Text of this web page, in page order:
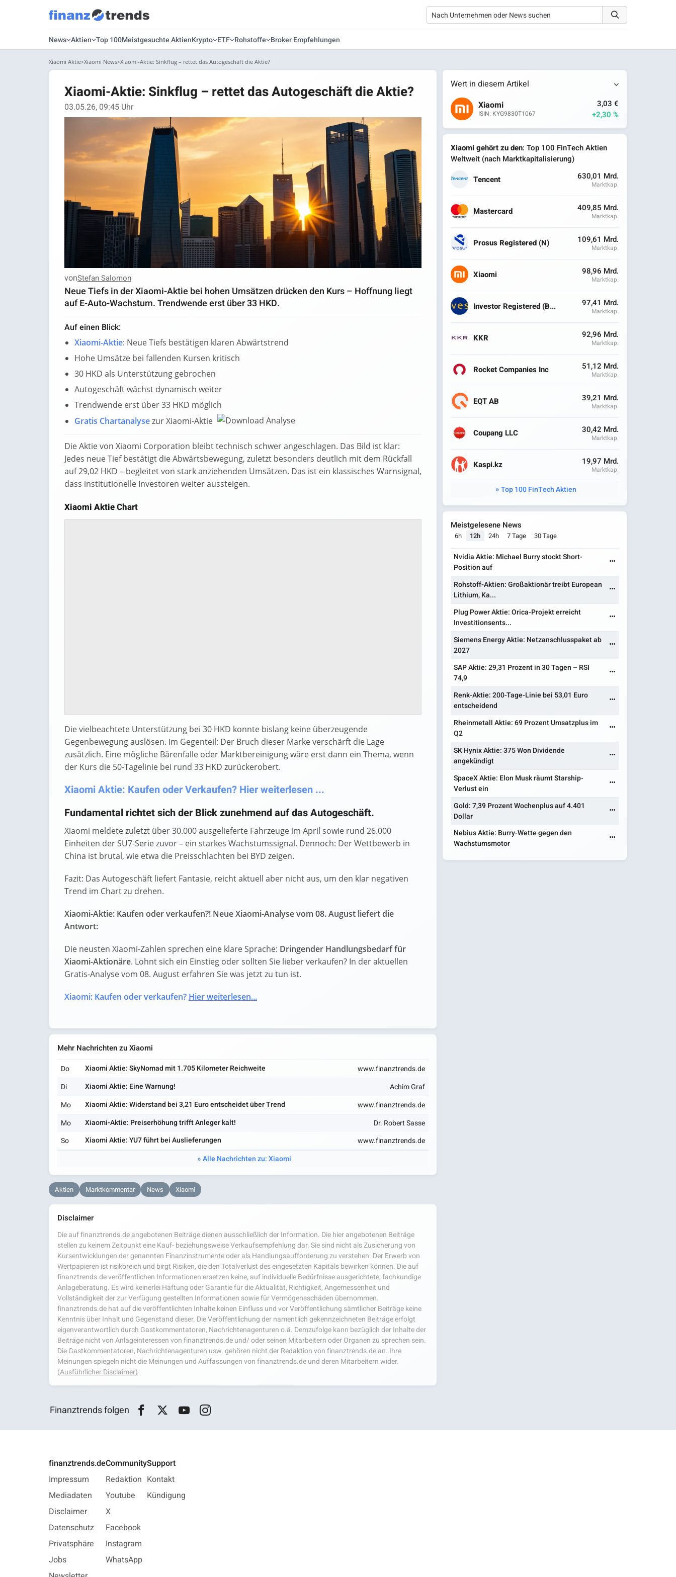
News Aktien Top 100Meistgesuchte AktienKrypto ETF Rohstoffe Broker Empfehlungen
Xiaomi Aktie Xiaomi News Xiaomi-Aktie: Sinkflug – rettet das Autogeschäft die Aktie?
Xiaomi-Aktie: Sinkflug – rettet das Autogeschäft die Aktie?
03.05.26, 09:45 Uhr
vonStefan Salomon
Neue Tiefs in der Xiaomi-Aktie bei hohen Umsätzen drücken den Kurs – Hoffnung liegt
auf E-Auto-Wachstum. Trendwende erst über 33 HKD.
Auf einen Blick:
Xiaomi-Aktie: Neue Tiefs bestätigen klaren Abwärtstrend
Hohe Umsätze bei fallenden Kursen kritisch
30 HKD als Unterstützung gebrochen
Autogeschäft wächst dynamisch weiter
Trendwende erst über 33 HKD möglich
Gratis Chartanalysezur Xiaomi-Aktie
Die Aktie von Xiaomi Corporation bleibt technisch schwer angeschlagen. Das Bild ist klar:
Jedes neue Tief bestätigt die Abwärtsbewegung, zuletzt besonders deutlich mit dem Rückfall
auf 29,02 HKD – begleitet von stark anziehenden Umsätzen. Das ist ein klassisches Warnsignal,
dass institutionelle Investoren weiter aussteigen.
Xiaomi AktieChart
Die vielbeachtete Unterstützung bei 30 HKD konnte bislang keine überzeugende
Gegenbewegung auslösen. Im Gegenteil: Der Bruch dieser Marke verschärft die Lage
zusätzlich. Eine mögliche Bärenfalle oder Marktbereinigung wäre erst dann ein Thema, wenn
der Kurs die 50-Tagelinie bei rund 33 HKD zurückerobert.
Xiaomi Aktie: Kaufen oder Verkaufen? Hier weiterlesen ...
Fundamental richtet sich der Blick zunehmend auf das Autogeschäft.
Xiaomi meldete zuletzt über 30.000 ausgelieferte Fahrzeuge im April sowie rund 26.000
Einheiten der SU7-Serie zuvor – ein starkes Wachstumssignal. Dennoch: Der Wettbewerb in
China ist brutal, wie etwa die Preisschlachten bei BYD zeigen.
Fazit: Das Autogeschäft liefert Fantasie, reicht aktuell aber nicht aus, um den klar negativen
Trend im Chart zu drehen.
Xiaomi-Aktie: Kaufen oder verkaufen?! Neue Xiaomi-Analyse vom 08. August liefert die
Antwort:
Die neusten Xiaomi-Zahlen sprechen eine klare Sprache: Dringender Handlungsbedarf für
Xiaomi-Aktionäre. Lohnt sich ein Einstieg oder sollten Sie lieber verkaufen? In der aktuellen
Gratis-Analyse vom 08. August erfahren Sie was jetzt zu tun ist.
Xiaomi: Kaufen oder verkaufen? Hier weiterlesen...
Mehr Nachrichten zu Xiaomi
Do Xiaomi Aktie: SkyNomad mit 1.705 Kilometer Reichweite
www.finanztrends.de
Di
Xiaomi Aktie: Eine Warnung!
Achim Graf
Mo
Xiaomi Aktie: Widerstand bei 3,21 Euro entscheidet über Trend
www.finanztrends.de
Mo
Xiaomi-Aktie: Preiserhöhung trifft Anleger kalt!
Dr. Robert Sasse
So
Xiaomi Aktie: YU7 führt bei Auslieferungen
www.finanztrends.de
Alle Nachrichten zu: Xiaomi
Aktien Marktkommentar News Xiaomi
Disclaimer
Die auf finanztrends.de angebotenen Beiträge dienen ausschließlich der Information. Die hier angebotenen Beiträge
stellen zu keinem Zeitpunkt eine Kauf- beziehungsweise Verkaufsempfehlung dar. Sie sind nicht als Zusicherung von
Kursentwicklungen der genannten Finanzinstrumente oder als Handlungsaufforderung zu verstehen. Der Erwerb von
Wertpapieren ist risikoreich und birgt Risiken, die den Totalverlust des eingesetzten Kapitals bewirken können. Die auf
finanztrends.de veröffentlichen Informationen ersetzen keine, auf individuelle Bedürfnisse ausgerichtete, fachkundige
Anlageberatung. Es wird keinerlei Haftung oder Garantie für die Aktualität, Richtigkeit, Angemessenheit und
Vollständigkeit der zur Verfügung gestellten Informationen sowie für Vermögensschäden übernommen.
finanztrends.de hat auf die veröffentlichten Inhalte keinen Einfluss und vor Veröffentlichung sämtlicher Beiträge keine
Kenntnis über Inhalt und Gegenstand dieser. Die Veröffentlichung der namentlich gekennzeichneten Beiträge erfolgt
eigenverantwortlich durch Gastkommentatoren, Nachrichtenagenturen o.ä. Demzufolge kann bezüglich der Inhalte der
Beiträge nicht von Anlageinteressen von finanztrends.de und/ oder seinen Mitarbeitern oder Organen zu sprechen sein.
Die Gastkommentatoren, Nachrichtenagenturen usw. gehören nicht der Redaktion von finanztrends.de an. Ihre
Meinungen spiegeln nicht die Meinungen und Auffassungen von finanztrends.de und deren Mitarbeitern wider.
(Ausführlicher Disclaimer)
Wert in diesem Artikel
Xiaomi
ISIN: KYG9830T1067
3,03 €
+2,30 %
Xiaomi gehört zu den: Top 100 FinTech Aktien
Weltweit (nach Marktkapitalisierung)
Tencent
630,01 Mrd.
Marktkap.
Mastercard 409,85 Mrd.
Marktkap.
Prosus Registered (N) 109,61 Mrd.
Marktkap.
Xiaomi 98,96 Mrd.
Marktkap.
Investor Registered (B... 97,41 Mrd.
Marktkap.
KKR 92,96 Mrd.
Marktkap.
Rocket Companies Inc 51,12 Mrd.
Marktkap.
EQT AB 39,21 Mrd.
Marktkap.
Coupang LLC 30,42 Mrd.
Marktkap.
Kaspi.kz 19,97 Mrd.
Marktkap.
Top 100 FinTech Aktien
Meistgelesene News
6h 12h 24h 7 Tage 30 Tage
Nvidia Aktie: Michael Burry stockt Short-
Position auf
Rohstoff-Aktien: Großaktionär treibt European
Lithium, Ka...
Plug Power Aktie: Orica-Projekt erreicht
Investitionsents...
Siemens Energy Aktie: Netzanschlusspaket ab
2027
SAP Aktie: 29,31 Prozent in 30 Tagen – RSI
74,9
Renk-Aktie: 200-Tage-Linie bei 53,01 Euro
entscheidend
Rheinmetall Aktie: 69 Prozent Umsatzplus im
Q2
SK Hynix Aktie: 375 Won Dividende
angekündigt
SpaceX Aktie: Elon Musk räumt Starship-
Verlust ein
Gold: 7,39 Prozent Wochenplus auf 4.401
Dollar
Nebius Aktie: Burry-Wette gegen den
Wachstumsmotor
Finanztrends folgen
finanztrends.de
Impressum
Mediadaten
Disclaimer
Datenschutz
Privatsphäre
Jobs
Community
Redaktion
Youtube
X
Facebook
Instagram
WhatsApp
Support
Kontakt
Kündigung